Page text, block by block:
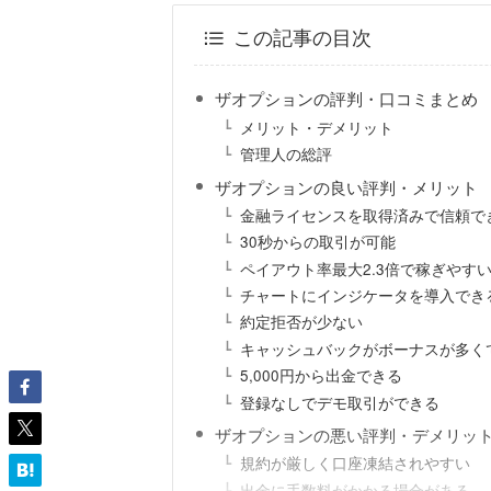
この記事の目次
ザオプションの評判・口コミまとめ
メリット・デメリット
管理人の総評
ザオプションの良い評判・メリット
金融ライセンスを取得済みで信頼で
30秒からの取引が可能
ペイアウト率最大2.3倍で稼ぎやすい
チャートにインジケータを導入でき
約定拒否が少ない
キャッシュバックがボーナスが多く
5,000円から出金できる
登録なしでデモ取引ができる
ザオプションの悪い評判・デメリット
規約が厳しく口座凍結されやすい